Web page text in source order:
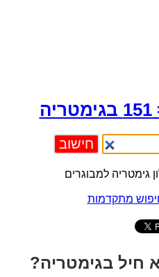
גימטריה למבוגרים
מתקדמות
חיל בגימטריה?